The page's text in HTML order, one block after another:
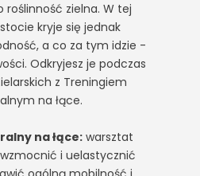
roślinność zielna. W tej
kryje się jednak
a co za tym idzie -
Odkryjesz je podczas
z Treningiem
na łące.
na łące:warsztat
i uelastycznić